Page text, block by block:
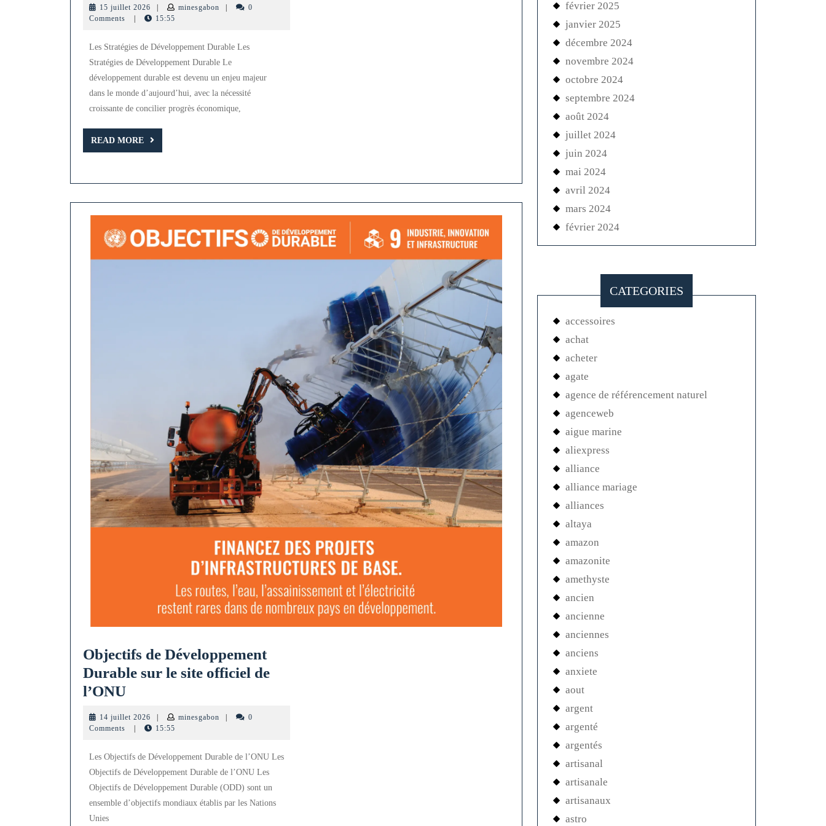
Innovantes
un
Développement
Durable
et
15 juillet 2026 15
juillet
| minesgabon minesgabon
|
0
Comments
| 15:55
Les Stratégies de Développement Durable Les
Stratégies de Développement Durable Le
développement durable est devenu un enjeu majeur
dans le monde d’aujourd’hui, avec la nécessité
croissante de concilier progrès économique,
READ MORE
READ
MORE
Objectifs de Développement
Durable sur le site officiel de
l’ONUObjectifs
Développement
sur
le
site
14 juillet 2026 14
juillet
| minesgabon minesgabon
|
0
Comments
| 15:55
Les Objectifs de Développement Durable de l’ONU Les
Objectifs de Développement Durable de l’ONU Les
Objectifs de Développement Durable (ODD) sont un
ensemble d’objectifs mondiaux établis par les Nations
Unies
février 2025
janvier 2025
décembre 2024
novembre 2024
octobre 2024
septembre 2024
août 2024
juillet 2024
juin 2024
mai 2024
avril 2024
mars 2024
février 2024
CATEGORIES
accessoires
achat
acheter
agate
agence de référencement naturel
agenceweb
aigue marine
aliexpress
alliance
alliance mariage
alliances
altaya
amazon
amazonite
amethyste
ancien
ancienne
anciennes
anciens
anxiete
aout
argent
argenté
argentés
artisanal
artisanale
artisanaux
astro